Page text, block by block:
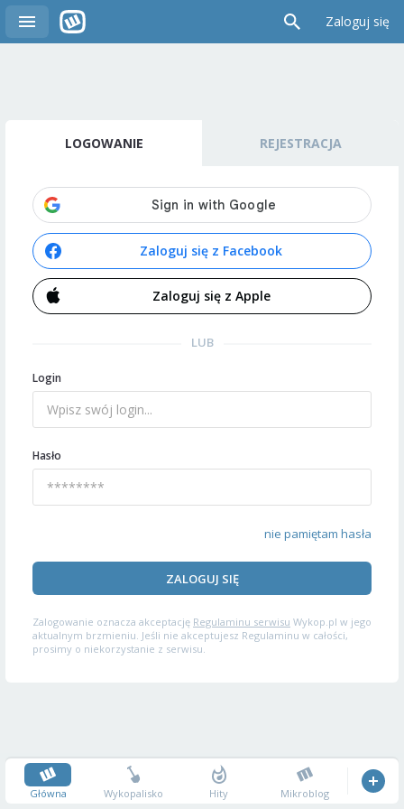
Zaloguj się
LOGOWANIE REJESTRACJA
Zaloguj się z Facebook
Zaloguj się z Apple
LUB
Login
Hasło
nie pamiętam hasła
ZALOGUJ SIĘ
Zalogowanie oznacza akceptację Regulaminu serwisu Wykop.pl w jego
aktualnym brzmieniu. Jeśli nie akceptujesz Regulaminu w całości,
prosimy o niekorzystanie z serwisu.
Główna Wykopalisko Hity Mikroblog